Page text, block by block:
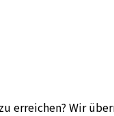
Wir